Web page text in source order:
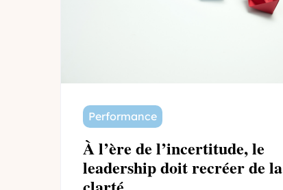
Performance
À l’ère de l’incertitude, le
leadership doit recréer de la